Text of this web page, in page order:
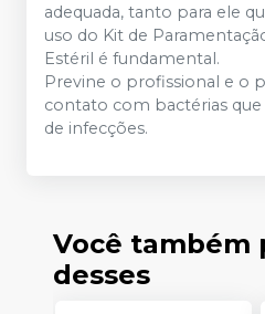
adequada, tanto para ele
uso do Kit de
Estéril é fundamental.
Previne o profissional e o
contato com bactérias
de infecções.
Você também
desses